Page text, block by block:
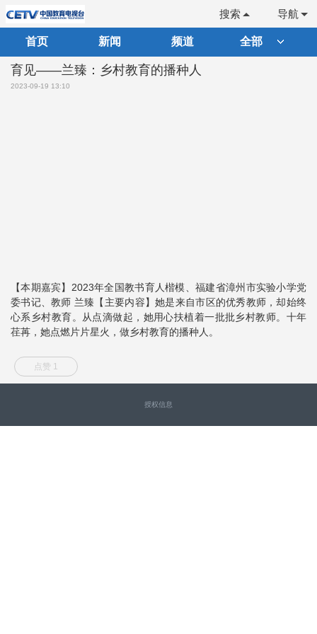
导航
搜索
首页 新闻 频道 全部
育见——兰臻：乡村教育的播种人
2023-09-19 13:10
【本期嘉宾】2023年全国教书育人楷模、福建省漳州市实验小学党
委书记、教师 兰臻【主要内容】她是来自市区的优秀教师，却始终
心系乡村教育。从点滴做起，她用心扶植着一批批乡村教师。十年
荏苒，她点燃片片星火，做乡村教育的播种人。
点赞 1
授权信息